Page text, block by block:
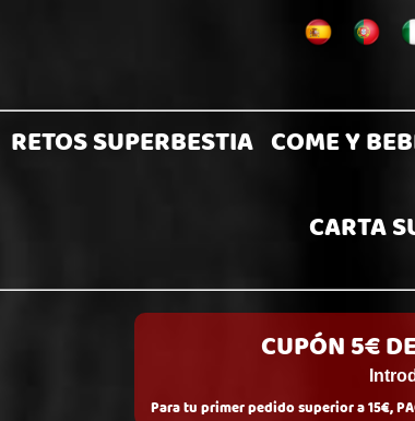
RETOS SUPERBESTIA COME Y
CARTA
HAMBURGUESASNORMALES
MEDIOMETRO
CUPÓN 5€
Para tu primer pedido superior a 15€,